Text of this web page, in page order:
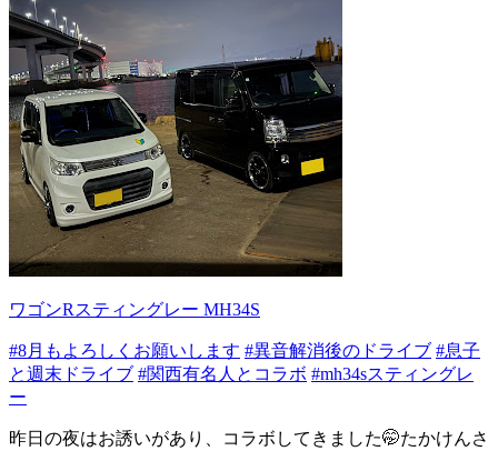
ワゴンRスティングレー MH34S
#8月もよろしくお願いします #異音解消後のドライブ #息子
と週末ドライブ #関西有名人とコラボ #mh34sスティングレ
ー
昨日の夜はお誘いがあり、コラボしてきました🤭たかけんさ